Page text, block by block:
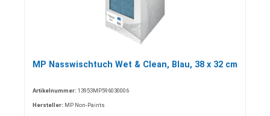
MP Nasswischtuch Wet & Clean, Blau, 38 x 32 cm
Artikelnummer: 13953MP596030006
Hersteller: MP Non-Paints